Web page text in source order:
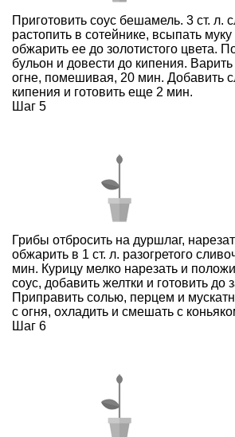
Приготовить соус бешамель. 3 ст. л.
растопить в сотейнике, всыпать
обжарить ее до золотистого цвета.
бульон и довести до кипения.
огне, помешивая, 20 мин. Добавить
кипения и готовить еще 2 мин.
Шаг 5
Грибы отбросить на дуршлаг,
обжарить в 1 ст. л. разогретого
мин. Курицу мелко нарезать и
соус, добавить желтки и готовить до
Приправить солью, перцем и
с огня, охладить и смешать с
Шаг 6